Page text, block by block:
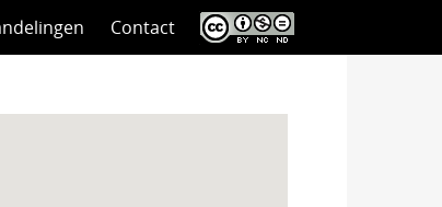
Contact